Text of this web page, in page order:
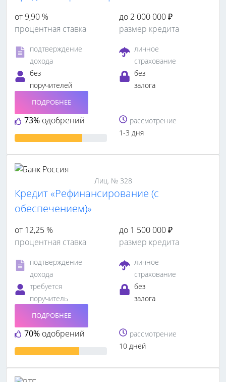
от 9,90 %
процентная ставка
до 2 000 000 ₽
размер кредита
подтверждение
дохода
личное
страхование
без
поручителей
без
залога
73% одобрений
ПОДРОБНЕЕ
рассмотрение
1-3 дня
Лиц. № 328
Кредит «Рефинансирование (с
обеспечением)»
от 12,25 %
процентная ставка
до 1 500 000 ₽
размер кредита
подтверждение
дохода
личное
страхование
требуется
поручитель
без
залога
70% одобрений
ПОДРОБНЕЕ
рассмотрение
10 дней